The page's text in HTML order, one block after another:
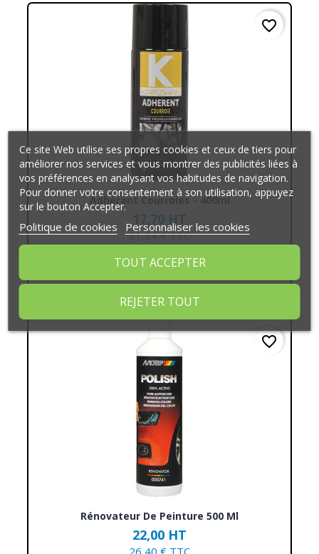
Adhérant Courroies - 400ml
17,70 HT
21,24 € TTC
AJOUTER AU PANIER
favorite_border
Rénovateur De Peinture 500 Ml
22,00 HT
26,40 € TTC
favorite_border
Ce site Web utilise ses propres cookies et ceux de tiers pour
améliorer nos services et vous montrer des publicités liées à
vos préférences en analysant vos habitudes de navigation.
Pour donner votre consentement à son utilisation, appuyez
sur le bouton Accepter.
Politique de cookies Personnaliser les cookies
REJETER TOUT
TOUT ACCEPTER